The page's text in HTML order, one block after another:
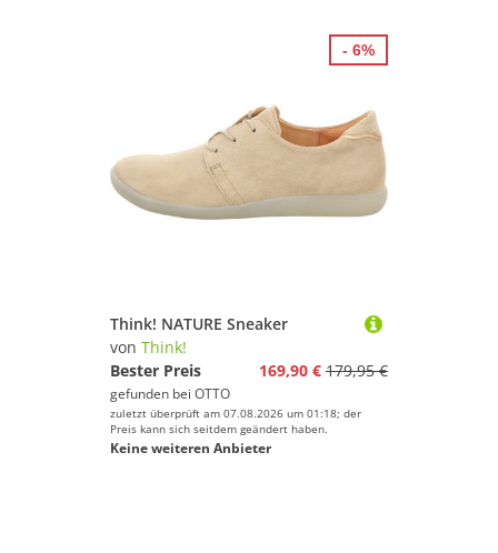
Think! NATURE Sneaker
von Think!
Bester Preis
169,90 € 179,95 €
gefunden bei OTTO
zuletzt überprüft am 07.08.2026 um 01:18; der
Preis kann sich seitdem geändert haben.
Keine weiteren Anbieter
- 6%